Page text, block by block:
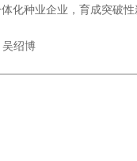
种业企业，育成突破性
绍博